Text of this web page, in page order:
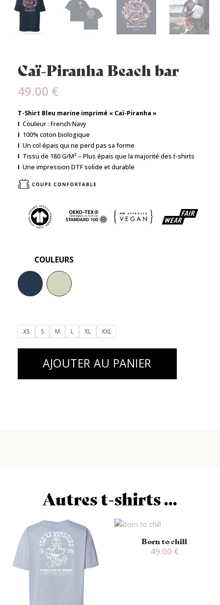
Caï-Piranha Beach bar
49.00 €
T-Shirt Bleu marine imprimé « Caï-Piranha »
I Couleur : French Navy
I 100% coton biologique
I Un col épais qui ne perd pas sa forme
I Tissu de 180 G/M² – Plus épais que la majorité des t-shirts
I Une impression DTF solide et durable
COULEURS
XS S M L XL XXL
AJOUTER AU PANIER
Autres t-shirts ...
Born to chill
49.00 €